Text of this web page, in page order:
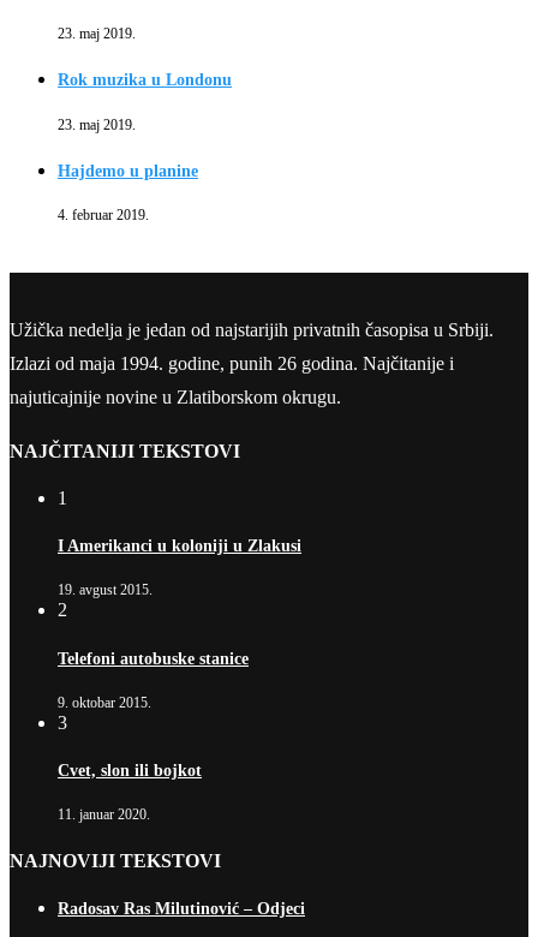
23. maj 2019.
Rok muzika u Londonu
23. maj 2019.
Hajdemo u planine
4. februar 2019.
Užička nedelja je jedan od najstarijih privatnih časopisa u Srbiji.
Izlazi od maja 1994. godine, punih 26 godina. Najčitanije i
najuticajnije novine u Zlatiborskom okrugu.
NAJČITANIJI TEKSTOVI
1
I Amerikanci u koloniji u Zlakusi
19. avgust 2015.
2
Telefoni autobuske stanice
9. oktobar 2015.
3
Cvet, slon ili bojkot
11. januar 2020.
NAJNOVIJI TEKSTOVI
Radosav Ras Milutinović – Odjeci